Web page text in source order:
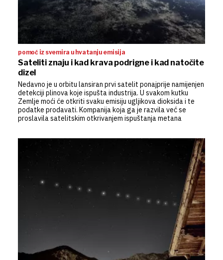
pomoć iz svemira u hvatanju emisija
Sateliti znaju i kad krava podrigne i kad natočite
dizel
Nedavno je u orbitu lansiran prvi satelit ponajprije namijenjen
detekciji plinova koje ispušta industrija. U svakom kutku
Zemlje moći će otkriti svaku emisiju ugljikova dioksida i te
podatke prodavati. Kompanija koja ga je razvila već se
proslavila satelitskim otkrivanjem ispuštanja metana